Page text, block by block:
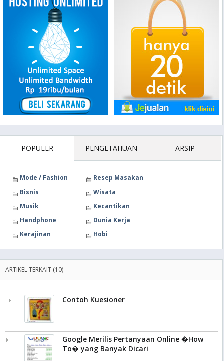
POPULER PENGETAHUAN ARSIP
Mode / Fashion
Resep Masakan
Bisnis
Wisata
Musik
Kecantikan
Handphone
Dunia Kerja
Kerajinan
Hobi
ARTIKEL TERKAIT (10)
Contoh Kuesioner
Google Merilis Pertanyaan Online �How
To� yang Banyak Dicari